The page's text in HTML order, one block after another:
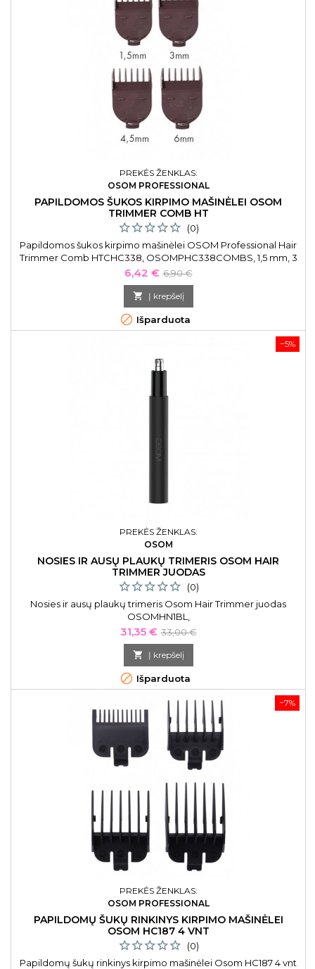
PREKĖS ŽENKLAS:
OSOM PROFESSIONAL
PAPILDOMOS ŠUKOS KIRPIMO MAŠINĖLEI OSOM
TRIMMER COMB HT
(0)
Papildomos šukos kirpimo mašinėlei OSOM Professional Hair
Trimmer Comb HTCHC338, OSOMPHC338COMBS, 1,5 mm, 3
mm, 4,5 mm, 6 mm
Kaina
6,42 € Bazinė
kaina
6,90 €
 Į krepšelį
 Išparduota
−5%
PREKĖS ŽENKLAS:
OSOM
NOSIES IR AUSŲ PLAUKŲ TRIMERIS OSOM HAIR
TRIMMER JUODAS
(0)
Nosies ir ausų plaukų trimeris Osom Hair Trimmer juodas
OSOMHN1BL,
Kaina
31,35 € Bazinė
kaina
33,00 €
 Į krepšelį
 Išparduota
−7%
PREKĖS ŽENKLAS:
OSOM PROFESSIONAL
PAPILDOMŲ ŠUKŲ RINKINYS KIRPIMO MAŠINĖLEI
OSOM HC187 4 VNT
(0)
Papildomų šukų rinkinys kirpimo mašinėlei Osom HC187 4 vnt